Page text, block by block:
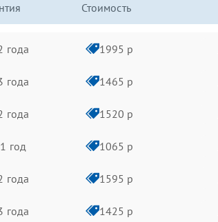
Стоимость
года 1995 р
года 1465 р
года 1520 р
1 год 1065 р
года 1595 р
года 1425 р